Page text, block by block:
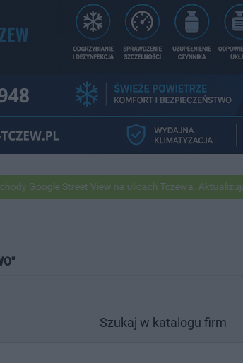
Street View na ulicach Tczewa. Aktualizują mapy
Szukaj w katalogu firm